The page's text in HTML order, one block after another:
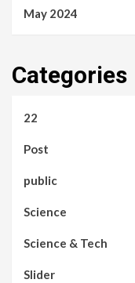
May 2024
Categories
22
Post
public
Science
Science & Tech
Slider